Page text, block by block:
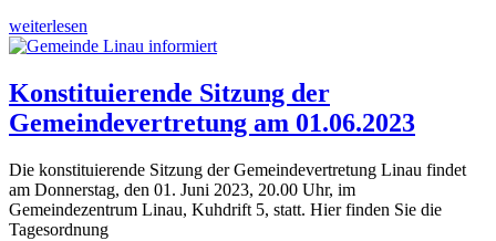
weiterlesen
Konstituierende Sitzung der
Gemeindevertretung am 01.06.2023
Die konstituierende Sitzung der Gemeindevertretung Linau findet
am Donnerstag, den 01. Juni 2023, 20.00 Uhr, im
Gemeindezentrum Linau, Kuhdrift 5, statt. Hier finden Sie die
Tagesordnung